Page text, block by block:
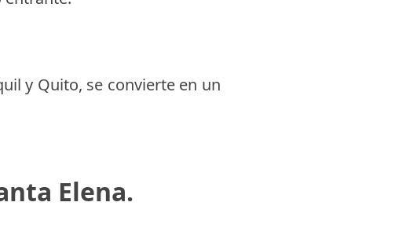
y Quito, se convierte en un
Elena.